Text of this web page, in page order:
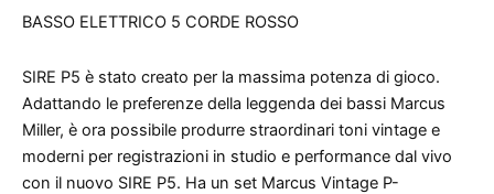
BASSO ELETTRICO 5 CORDE ROSSO
SIRE P5 è stato creato per la massima potenza di gioco.
Adattando le preferenze della leggenda dei bassi Marcus
Miller, è ora possibile produrre straordinari toni vintage e
moderni per registrazioni in studio e performance dal vivo
con il nuovo SIRE P5. Ha un set Marcus Vintage P-